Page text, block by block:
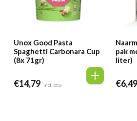
Unox Good Pasta
Spaghetti Carbonara Cup
(8x 71gr)
€14,79 incl. btw
pak
liter)
€6,49